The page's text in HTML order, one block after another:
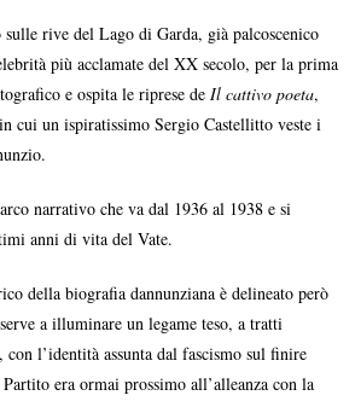
sulle rive del Lago di Garda, già palcoscenico
più acclamate del XX secolo, per la prima
e ospita le riprese deIl cattivo poeta,
cui un ispiratissimo Sergio Castellitto veste i
narrativo che va dal 1936 al 1938 e si
anni di vita del Vate.
della biografia dannunziana è delineato però
a illuminare un legame teso, a tratti
con l’identità assunta dal fascismo sul finire
era ormai prossimo all’alleanza con la